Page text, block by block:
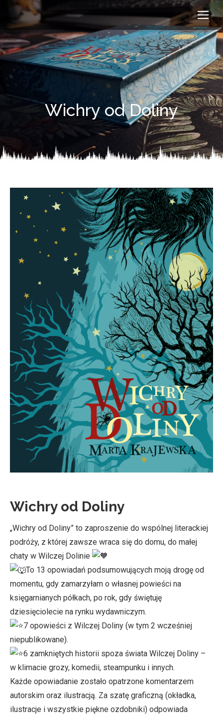
Wichry od Doliny
Wichry od Doliny
„Wichry od Doliny” to zaproszenie do wspólnej literackiej
podróży, z której zawsze wraca się do domu, do małej
chaty w Wilczej Dolinie
To 13 opowiadań podsumowujących moją drogę od
momentu, gdy zamarzyłam o własnej powieści na
księgarnianych półkach, po rok, gdy świętuję
dziesięciolecie na rynku wydawniczym.
7 opowieści z Wilczej Doliny (w tym 2 wcześniej
niepublikowane).
6 zamkniętych historii spoza świata Wilczej Doliny –
w klimacie grozy, komedii, steampunku i innych.
Każde opowiadanie zostało opatrzone komentarzem
autorskim oraz ilustracją. Za szatę graficzną (okładka,
ilustracje i wszystkie piękne ozdobniki) odpowiada